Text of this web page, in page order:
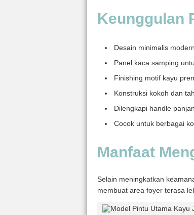
Keunggulan
Desain minimalis
Panel kaca samping
Finishing motif kayu
Konstruksi kokoh dan
Dilengkapi handle
Cocok untuk berbagai
Manfaat
Selain meningkatkan
membuat area foyer terasa